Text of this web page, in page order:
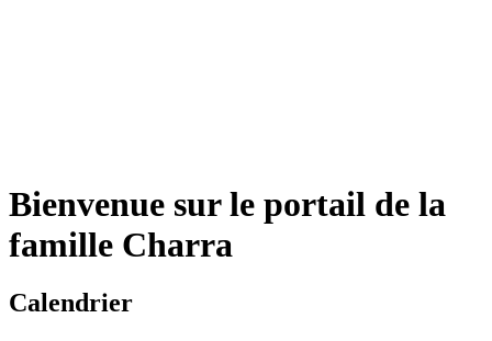
Bienvenue sur le portail de la
famille Charra
Calendrier